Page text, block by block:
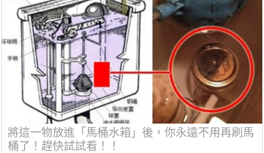
將這一物放進「馬桶水箱」後，你永遠不用再刷馬
桶了！趕快試試看！！